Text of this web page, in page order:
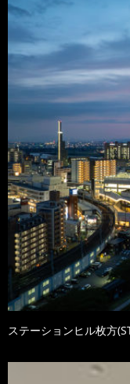
ステーションヒル枚方